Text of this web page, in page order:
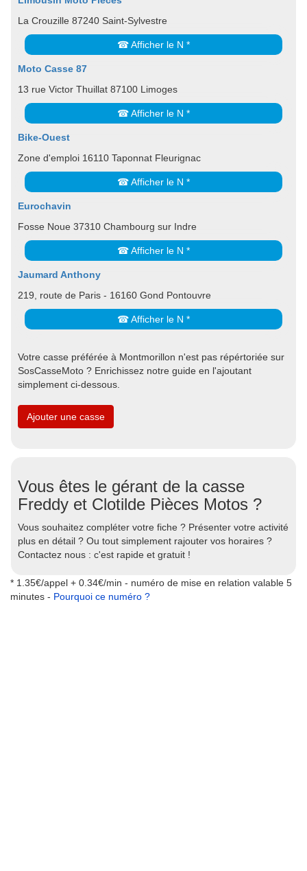
La Crouzille 87240 Saint-Sylvestre
☎ Afficher le N *
Moto Casse 87
13 rue Victor Thuillat 87100 Limoges
☎ Afficher le N *
Bike-Ouest
Zone d'emploi 16110 Taponnat Fleurignac
☎ Afficher le N *
Eurochavin
Fosse Noue 37310 Chambourg sur Indre
☎ Afficher le N *
Jaumard Anthony
219, route de Paris - 16160 Gond Pontouvre
☎ Afficher le N *
Votre casse préférée à Montmorillon n'est pas répértoriée sur
SosCasseMoto ? Enrichissez notre guide en l'ajoutant
simplement ci-dessous.
Ajouter une casse
Vous êtes le gérant de la casse
Freddy et Clotilde Pièces Motos ?
Vous souhaitez compléter votre fiche ? Présenter votre activité
plus en détail ? Ou tout simplement rajouter vos horaires ?
Contactez nous : c'est rapide et gratuit !
* 1.35€/appel + 0.34€/min - numéro de mise en relation valable 5
minutes - Pourquoi ce numéro ?